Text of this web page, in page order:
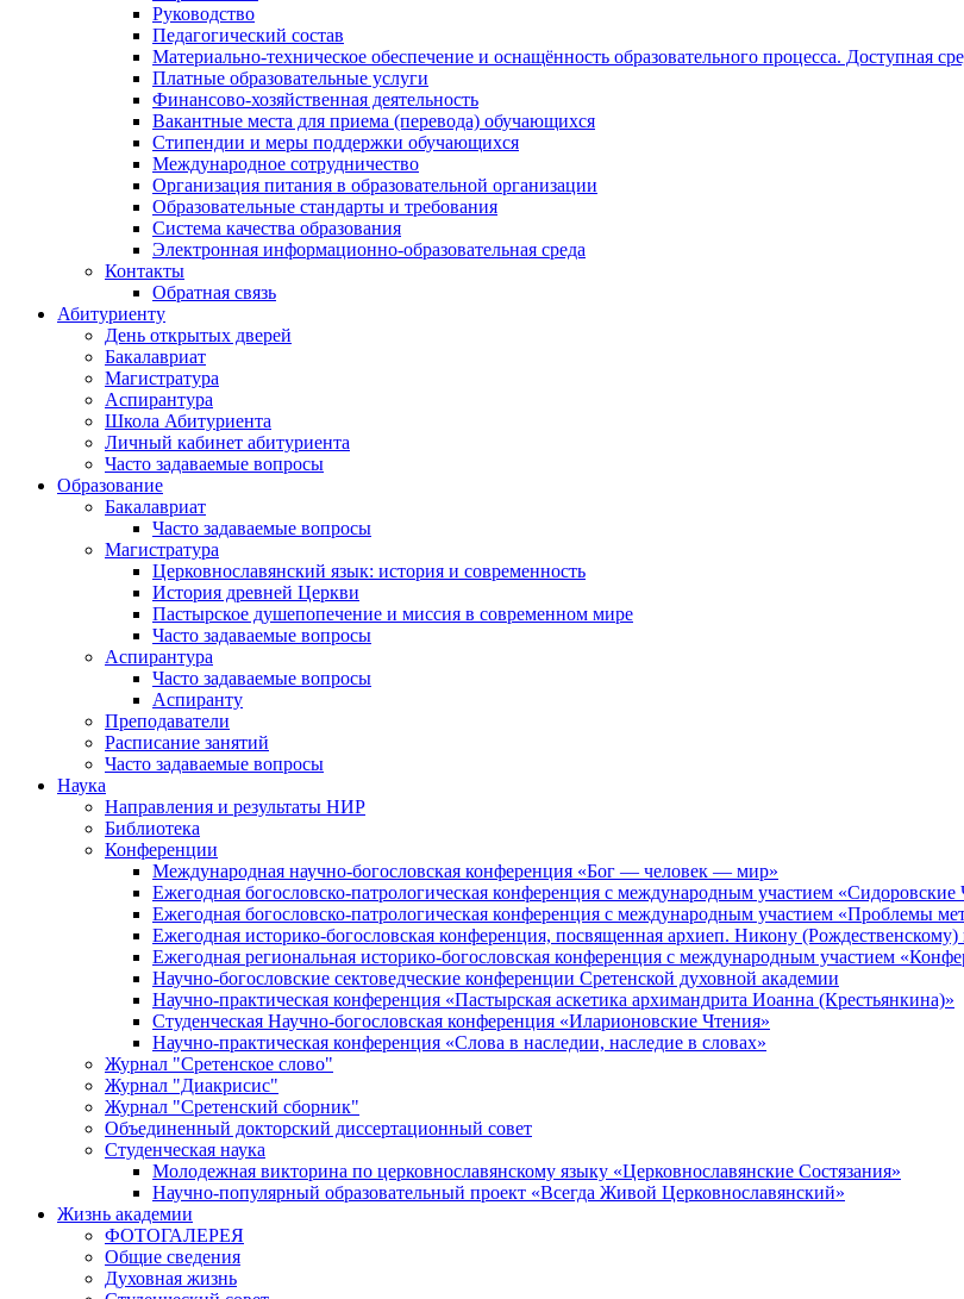
Руководство
Педагогический состав
Материально-техническое обеспечение и оснащённость образовательного процесса. Доступная
Платные образовательные услуги
Финансово-хозяйственная деятельность
Вакантные места для приема (перевода) обучающихся
Стипендии и меры поддержки обучающихся
Международное сотрудничество
Организация питания в образовательной организации
Образовательные стандарты и требования
Система качества образования
Электронная информационно-образовательная среда
Контакты
Обратная связь
Абитуриенту
День открытых дверей
Бакалавриат
Магистратура
Аспирантура
Школа Абитуриента
Личный кабинет абитуриента
Часто задаваемые вопросы
Образование
Бакалавриат
Часто задаваемые вопросы
Магистратура
Церковнославянский язык: история и современность
История древней Церкви
Пастырское душепопечение и миссия в современном мире
Часто задаваемые вопросы
Аспирантура
Часто задаваемые вопросы
Аспиранту
Преподаватели
Расписание занятий
Часто задаваемые вопросы
Наука
Направления и результаты НИР
Библиотека
Конференции
Международная научно-богословская конференция «Бог — человек — мир»
Ежегодная богословско-патрологическая конференция с международным участием «Сидоровские
Ежегодная богословско-патрологическая конференция с международным участием «Проблемы
Ежегодная историко-богословская конференция, посвященная архиеп. Никону
Ежегодная региональная историко-богословская конференция с международным участием
Научно-богословские сектоведческие конференции Сретенской духовной академии
Научно-практическая конференция «Пастырская аскетика архимандрита Иоанна (Крестьянкина)»
Студенческая Научно-богословская конференция «Иларионовские Чтения»
Научно-практическая конференция «Cлова в наследии, наследие в словах»
Журнал "Сретенское слово"
Журнал "Диакрисис"
Журнал "Сретенский сборник"
Объединенный докторский диссертационный совет
Студенческая наука
Молодежная викторина по церковнославянскому языку «Церковнославянские Состязания»
Научно-популярный образовательный проект «Всегда Живой Церковнославянский»
Жизнь академии
ФОТОГАЛЕРЕЯ
Общие сведения
Духовная жизнь